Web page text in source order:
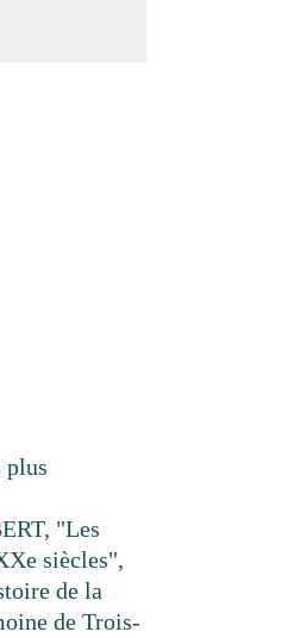
plus
"Les
siècles",
de la
de Trois-